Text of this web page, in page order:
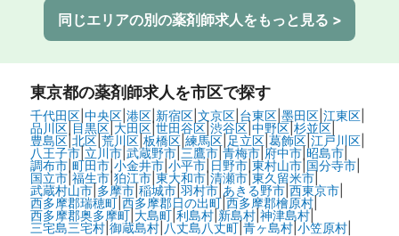
同じエリアの別の薬剤師求人をもっと見る >
東京都の薬剤師求人を市区で探す
千代田区| 中央区| 港区| 新宿区| 文京区| 台東区| 墨田区| 江東区|
品川区| 目黒区| 大田区|世田谷区| 渋谷区| 中野区| 杉並区|
豊島区|北区| 荒川区| 板橋区| 練馬区| 足立区| 葛飾区| 江戸川区|
八王子市| 立川市| 武蔵野市| 三鷹市| 青梅市| 府中市| 昭島市|
調布市| 町田市| 小金井市| 小平市| 日野市| 東村山市|国分寺市|
国立市|福生市|狛江市| 東大和市|清瀬市|東久留米市|
武蔵村山市| 多摩市| 稲城市| 羽村市| あきる野市| 西東京市|
西多摩郡瑞穂町| 西多摩郡日の出町| 西多摩郡檜原村|
西多摩郡奥多摩町| 大島町| 利島村| 新島村| 神津島村|
三宅島三宅村| 御蔵島村| 八丈島八丈町| 青ヶ島村| 小笠原村|